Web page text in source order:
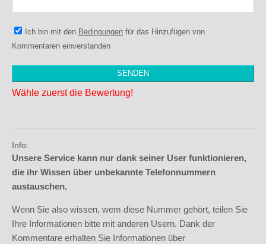
Ich bin mit den Bedingungen für das Hinzufügen von
Kommentaren einverstanden
Wähle zuerst die Bewertung!
Info:
Unsere Service kann nur dank seiner User funktionieren,
die ihr Wissen über unbekannte Telefonnummern
austauschen.
Wenn Sie also wissen, wem diese Nummer gehört, teilen Sie
Ihre Informationen bitte mit anderen Usern. Dank der
Kommentare erhalten Sie Informationen über